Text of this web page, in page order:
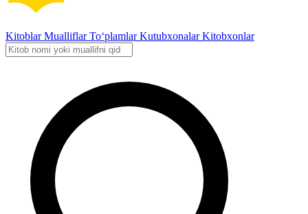
KitoblarMualliflarTo‘plamlarKutubxonalarKitobxonlar